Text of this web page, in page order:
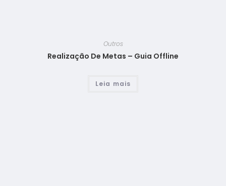
Outros
Realização De Metas – Guia Offline
Leia mais